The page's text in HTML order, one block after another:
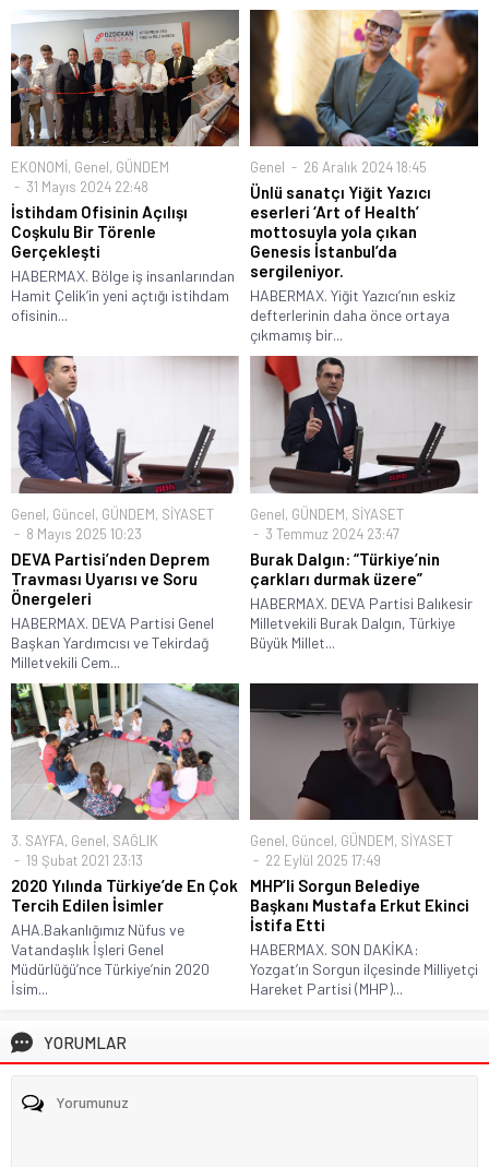
EKONOMİ, Genel, GÜNDEM
31 Mayıs 2024 22:48
İstihdam Ofisinin Açılışı
Coşkulu Bir Törenle
Gerçekleşti
HABERMAX. Bölge iş insanlarından
Hamit Çelik’in yeni açtığı istihdam
ofisinin...
Genel 26 Aralık 2024 18:45
Ünlü sanatçı Yiğit Yazıcı
eserleri ‘Art of Health’
mottosuyla yola çıkan
Genesis İstanbul’da
sergileniyor.
HABERMAX. Yiğit Yazıcı’nın eskiz
defterlerinin daha önce ortaya
çıkmamış bir...
Genel, Güncel, GÜNDEM, SİYASET
8 Mayıs 2025 10:23
DEVA Partisi’nden Deprem
Travması Uyarısı ve Soru
Önergeleri
HABERMAX. DEVA Partisi Genel
Başkan Yardımcısı ve Tekirdağ
Milletvekili Cem...
Genel, GÜNDEM, SİYASET
3 Temmuz 2024 23:47
Burak Dalgın: “Türkiye’nin
çarkları durmak üzere”
HABERMAX. DEVA Partisi Balıkesir
Milletvekili Burak Dalgın, Türkiye
Büyük Millet...
3. SAYFA, Genel, SAĞLIK
19 Şubat 2021 23:13
2020 Yılında Türkiye’de En Çok
Tercih Edilen İsimler
AHA.Bakanlığımız Nüfus ve
Vatandaşlık İşleri Genel
Müdürlüğü’nce Türkiye’nin 2020
İsim...
Genel, Güncel, GÜNDEM, SİYASET
22 Eylül 2025 17:49
MHP’li Sorgun Belediye
Başkanı Mustafa Erkut Ekinci
İstifa Etti
HABERMAX. SON DAKİKA:
Yozgat’ın Sorgun ilçesinde Milliyetçi
Hareket Partisi (MHP)...
YORUMLAR